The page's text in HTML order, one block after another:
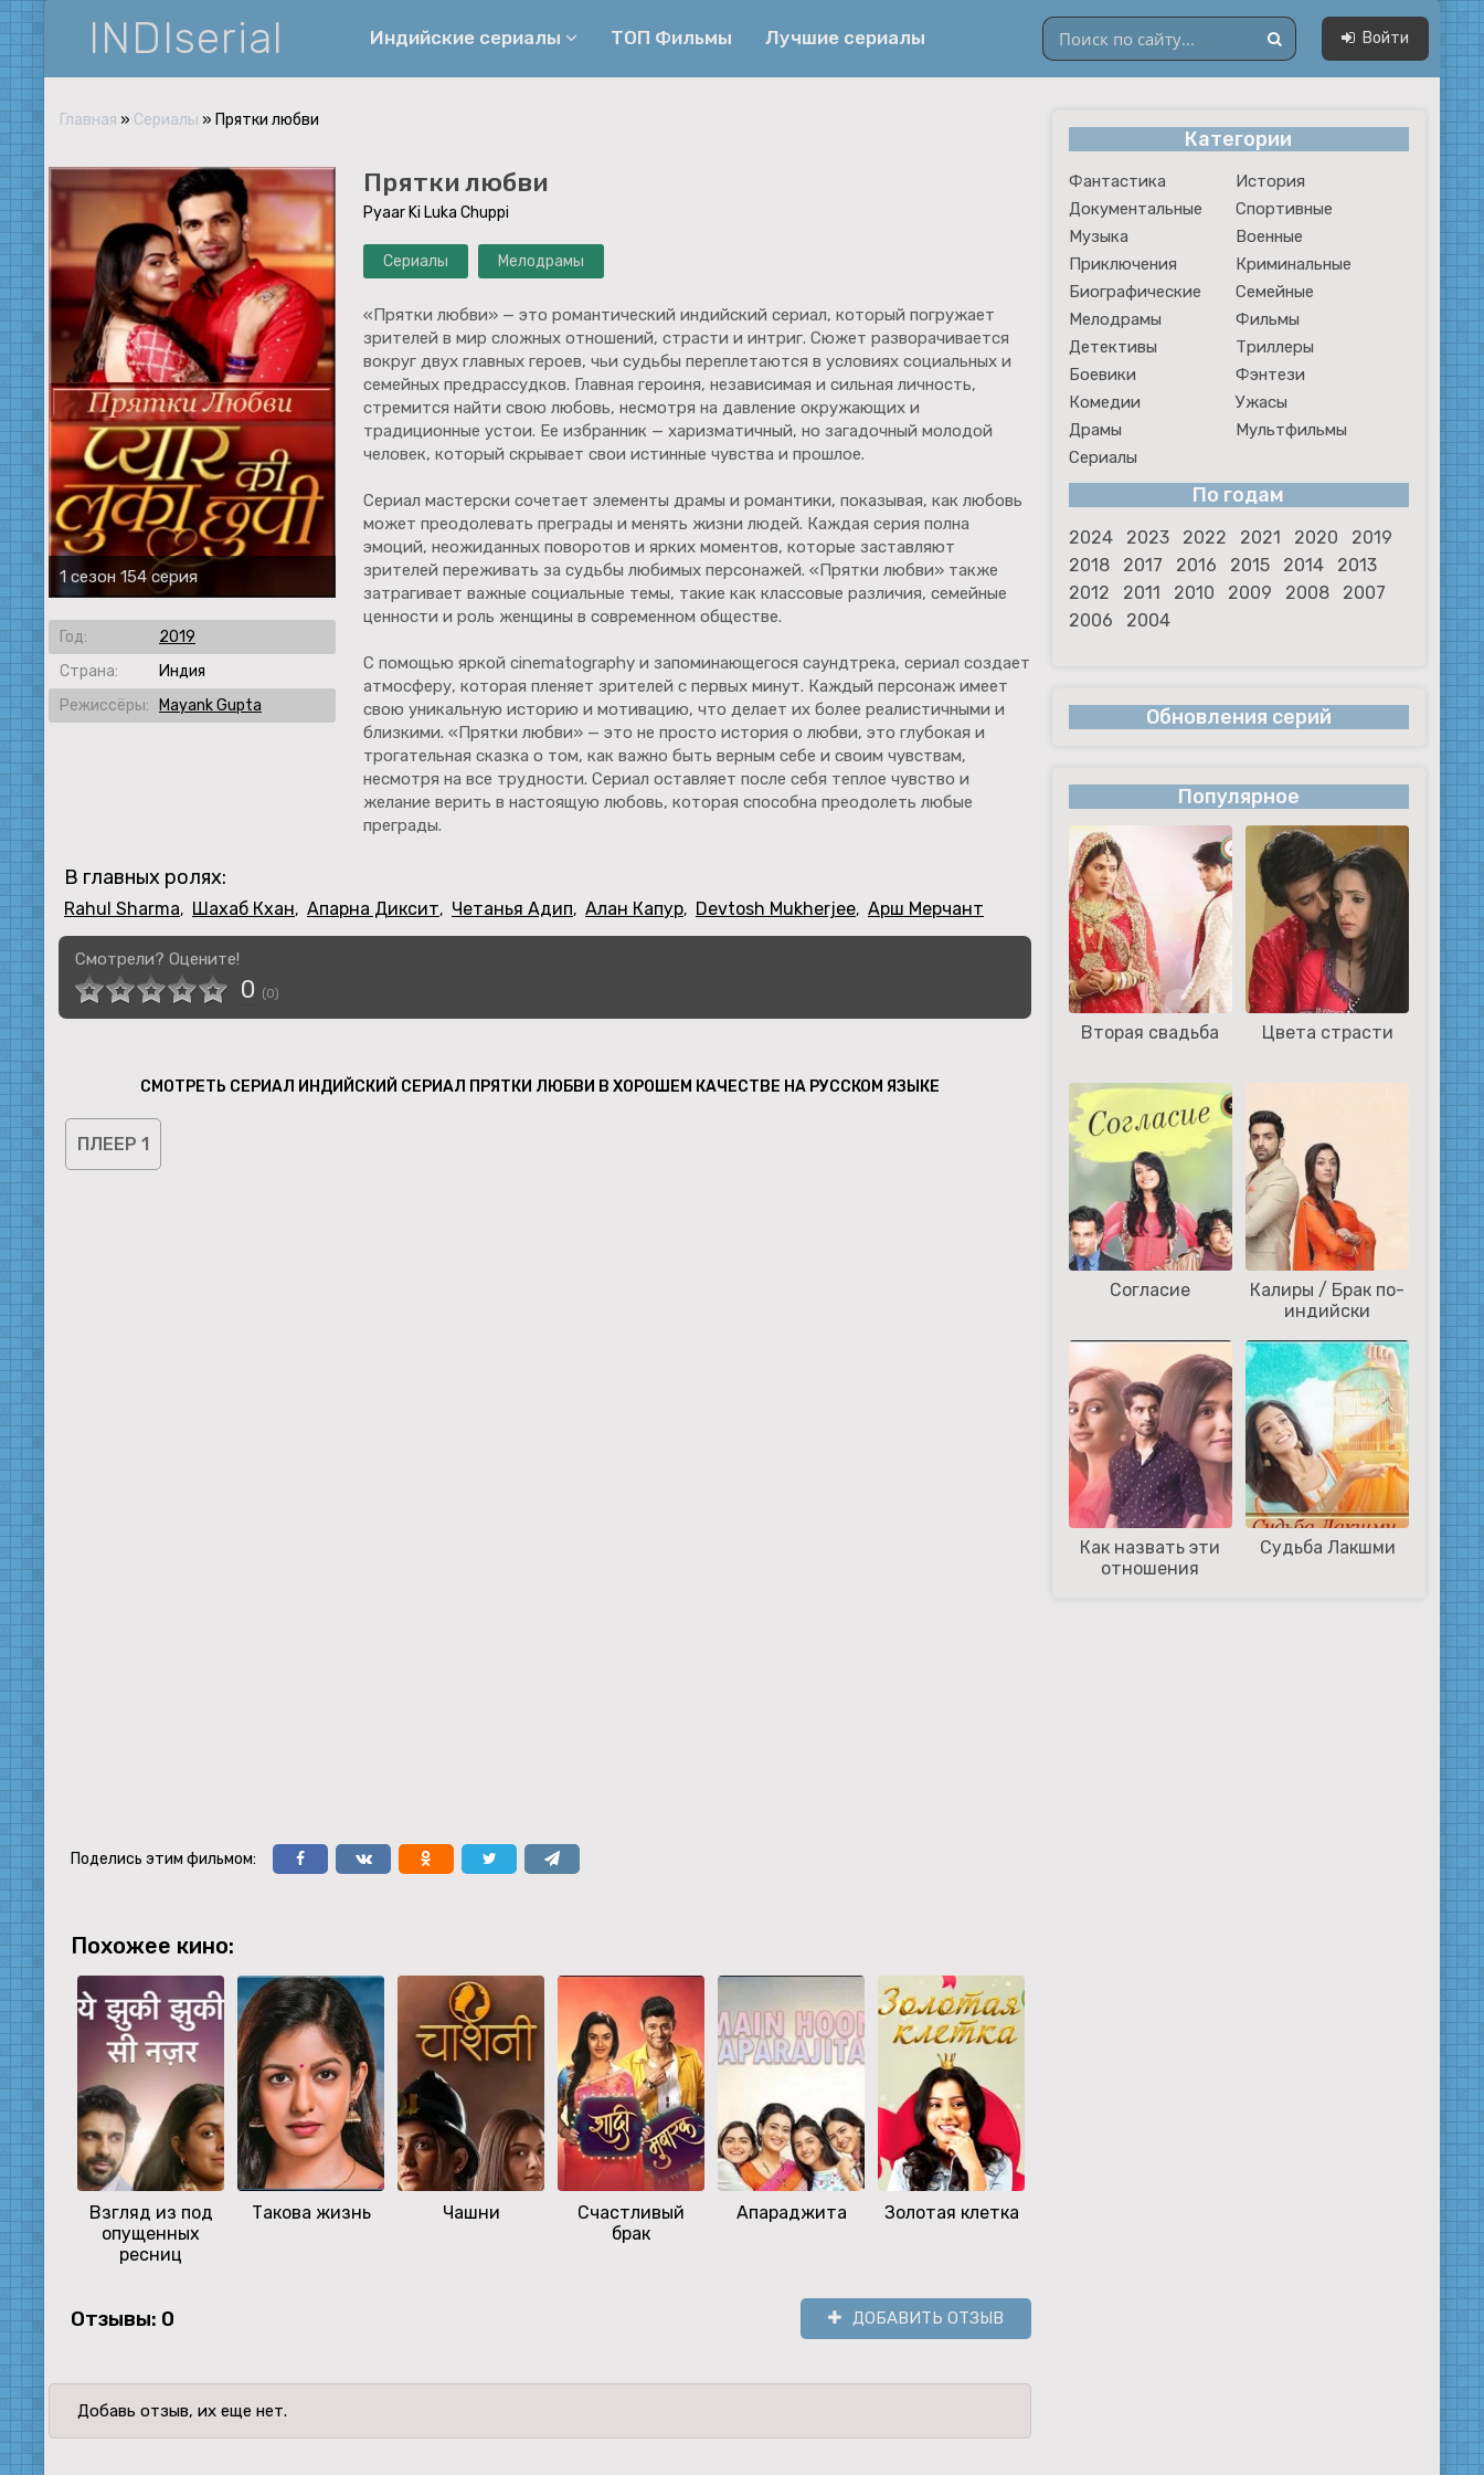
INDIserial Индийские сериалы
История
Документальные
Спортивные
Музыка
Военные
Семейные
Фильмы
Ужасы
Мультфильмы
Сериалы
ТОП Фильмы Лучшие сериалы Войти
Главная » Сериалы » Прятки любви
Прятки любви
Pyaar Ki Luka Chuppi
Сериалы Мелодрамы
«Прятки любви» — это романтический индийский сериал, который погружает
зрителей в мир сложных отношений, страсти и интриг. Сюжет разворачивается
вокруг двух главных героев, чьи судьбы переплетаются в условиях социальных и
семейных предрассудков. Главная героиня, независимая и сильная личность,
стремится найти свою любовь, несмотря на давление окружающих и
традиционные устои. Ее избранник — харизматичный, но загадочный молодой
человек, который скрывает свои истинные чувства и прошлое.
Сериал мастерски сочетает элементы драмы и романтики, показывая, как любовь
может преодолевать преграды и менять жизни людей. Каждая серия полна
эмоций, неожиданных поворотов и ярких моментов, которые заставляют
зрителей переживать за судьбы любимых персонажей. «Прятки любви» также
затрагивает важные социальные темы, такие как классовые различия, семейные
ценности и роль женщины в современном обществе.
С помощью яркой cinematography и запоминающегося саундтрека, сериал создает
атмосферу, которая пленяет зрителей с первых минут. Каждый персонаж имеет
свою уникальную историю и мотивацию, что делает их более реалистичными и
близкими. «Прятки любви» — это не просто история о любви, это глубокая и
трогательная сказка о том, как важно быть верным себе и своим чувствам,
несмотря на все трудности. Сериал оставляет после себя теплое чувство и
желание верить в настоящую любовь, которая способна преодолеть любые
преграды.
1 сезон 154 серия
Год:
2019
Страна:
Индия
Режиссёры:
Mayank Gupta
В главных ролях:
Rahul Sharma, Шахаб Кхан, Апарна Диксит, Четанья Адип, Алан Капур, Devtosh Mukherjee, Арш Мерчант
Смотрели? Оцените!
0 (0)
СМОТРЕТЬ СЕРИАЛ ИНДИЙСКИЙ СЕРИАЛ ПРЯТКИ ЛЮБВИ В ХОРОШЕМ КАЧЕСТВЕ НА РУССКОМ ЯЗЫКЕ
ПЛЕЕР 1
Поделись этим фильмом:
Похожее кино:
Взгляд из под
опущенных
ресниц
Такова жизнь Чашни
Счастливый
брак
Апараджита Золотая клетка
Загнать
угол
Отзывы: 0 ДОБАВИТЬ ОТЗЫВ
Добавь отзыв, их еще нет.
Категории
Фантастика
История
Документальные
Спортивные
Музыка
Военные
Приключения
Криминальные
Биографические
Семейные
Мелодрамы
Фильмы
Детективы
Триллеры
Боевики
Фэнтези
Комедии
Ужасы
Драмы
Мультфильмы
Сериалы
По годам
2024 2023 2022 2021 2020
2019
2018
2017 2016 2015 2014
2013
2012
2011 2010 2009 2008
2007
2006
2004
Обновления серий
Популярное
Вторая свадьба Цвета страсти
Согласие
Калиры / Брак по-
индийски
Как назвать эти
отношения
Судьба Лакшми